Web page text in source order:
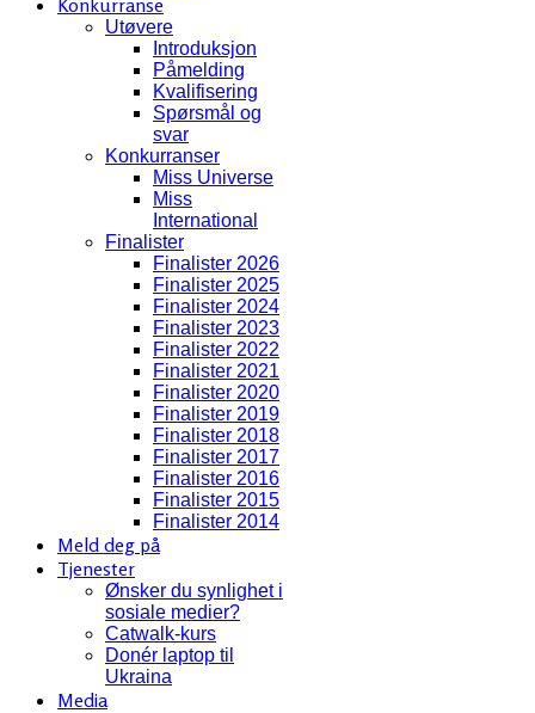
Utøvere
Introduksjon
Påmelding
Kvalifisering
Spørsmål og
svar
Konkurranser
Miss Universe
Miss
International
Finalister
Finalister 2026
Finalister 2025
Finalister 2024
Finalister 2023
Finalister 2022
Finalister 2021
Finalister 2020
Finalister 2019
Finalister 2018
Finalister 2017
Finalister 2016
Finalister 2015
Finalister 2014
Meld deg på
Tjenester
Ønsker du synlighet i
sosiale medier?
Catwalk-kurs
Donér laptop til
Ukraina
Media